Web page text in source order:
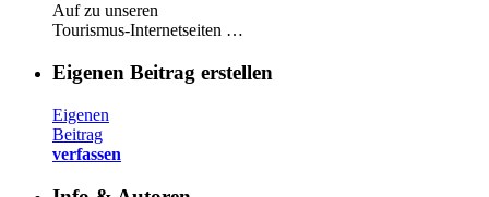
Auf zu unseren
Tourismus-Internetseiten …
Eigenen Beitrag erstellen
Eigenen
Beitrag
verfassen